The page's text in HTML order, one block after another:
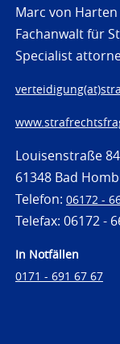
Marc von Harten
Fachanwalt für
Specialist
Louisenstraße 84
61348 Bad
Telefon: 06172 -
Telefax: 06172 -
In Notfällen
0171 - 691 67 67